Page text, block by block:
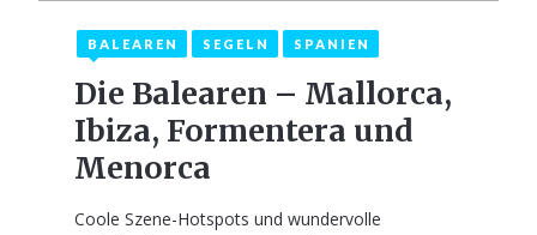
BALEAREN SEGELN SPANIEN
Die Balearen – Mallorca,
Ibiza, Formentera und
Menorca
Coole Szene-Hotspots und wundervolle